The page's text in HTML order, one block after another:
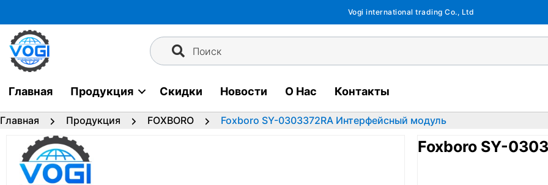
к
содержимому
Vogi international trading Co., Ltd
Поиск
Главная Продукция Скидки Новости О Нас Контакты
Главная Продукция FOXBORO Foxboro SY-0303372RA Интерфейсный модуль
Foxboro SY-